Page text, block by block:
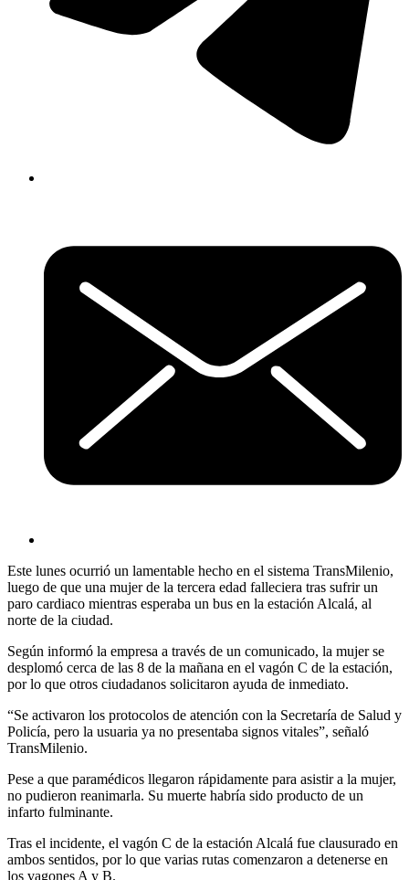
Este lunes ocurrió un lamentable hecho en el sistema TransMilenio,
luego de que una mujer de la tercera edad falleciera tras sufrir un
paro cardiaco mientras esperaba un bus en la estación Alcalá, al
norte de la ciudad.
Según informó la empresa a través de un comunicado, la mujer se
desplomó cerca de las 8 de la mañana en el vagón C de la estación,
por lo que otros ciudadanos solicitaron ayuda de inmediato.
“Se activaron los protocolos de atención con la Secretaría de Salud y
Policía, pero la usuaria ya no presentaba signos vitales”, señaló
TransMilenio.
Pese a que paramédicos llegaron rápidamente para asistir a la mujer,
no pudieron reanimarla. Su muerte habría sido producto de un
infarto fulminante.
Tras el incidente, el vagón C de la estación Alcalá fue clausurado en
ambos sentidos, por lo que varias rutas comenzaron a detenerse en
los vagones A y B.